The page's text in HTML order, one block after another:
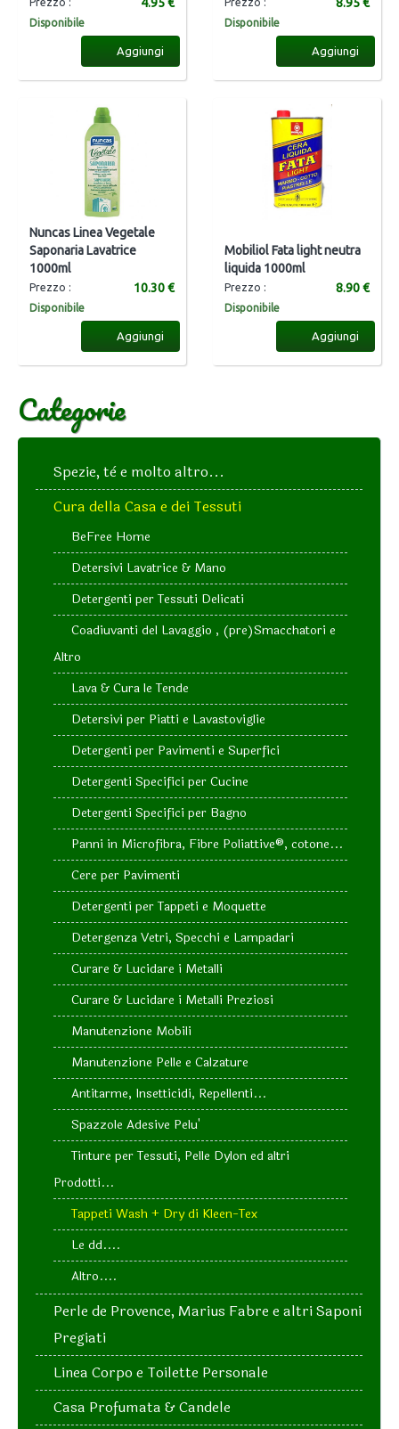
Prezzo : 4.95 €
Disponibile
Aggiungi
Prezzo : 8.95 €
Disponibile
Aggiungi
Nuncas Linea Vegetale
Saponaria Lavatrice
1000ml
Prezzo : 10.30 €
Disponibile
Aggiungi
Mobiliol Fata light neutra
liquida 1000ml
Prezzo : 8.90 €
Disponibile
Aggiungi
Categorie
Spezie, tè e molto altro...
Cura della Casa e dei Tessuti
BeFree Home
Detersivi Lavatrice & Mano
Detergenti per Tessuti Delicati
Coadiuvanti del Lavaggio , (pre)Smacchatori e
Altro
Lava & Cura le Tende
Detersivi per Piatti e Lavastoviglie
Detergenti per Pavimenti e Superfici
Detergenti Specifici per Cucine
Detergenti Specifici per Bagno
Panni in Microfibra, Fibre Poliattive®, cotone...
Cere per Pavimenti
Detergenti per Tappeti e Moquette
Detergenza Vetri, Specchi e Lampadari
Curare & Lucidare i Metalli
Curare & Lucidare i Metalli Preziosi
Manutenzione Mobili
Manutenzione Pelle e Calzature
Antitarme, Insetticidi, Repellenti...
Spazzole Adesive Pelu'
Tinture per Tessuti, Pelle Dylon ed altri
Prodotti...
Tappeti Wash + Dry di Kleen-Tex
Le dd....
Altro....
Perle de Provence, Marius Fabre e altri Saponi
Pregiati
Linea Corpo e Toilette Personale
Casa Profumata & Candele